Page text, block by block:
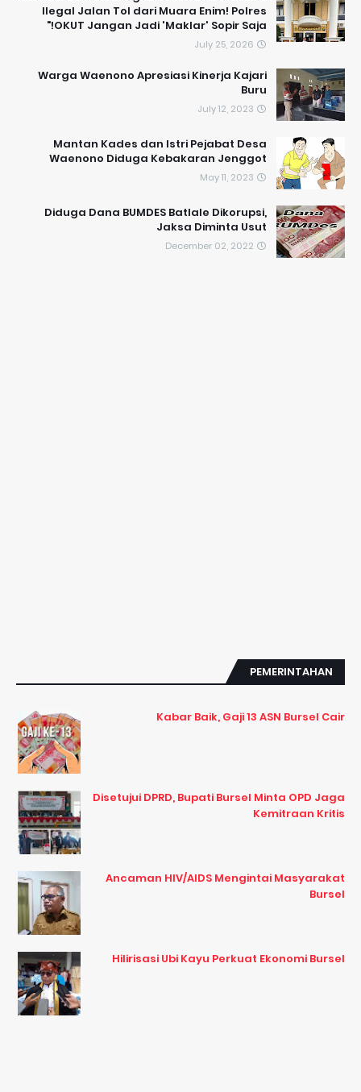
Ilegal Jalan Tol dari Muara Enim! Polres
OKUT Jangan Jadi 'Maklar' Sopir Saja!"
July 25, 2026
Warga Waenono Apresiasi Kinerja Kajari
Buru
July 12, 2023
Mantan Kades dan Istri Pejabat Desa
Waenono Diduga Kebakaran Jenggot
May 11, 2023
Diduga Dana BUMDES Batlale Dikorupsi,
Jaksa Diminta Usut
December 02, 2022
PEMERINTAHAN
Kabar Baik, Gaji 13 ASN Bursel Cair
Disetujui DPRD, Bupati Bursel Minta OPD Jaga
Kemitraan Kritis
Ancaman HIV/AIDS Mengintai Masyarakat
Bursel
Hilirisasi Ubi Kayu Perkuat Ekonomi Bursel